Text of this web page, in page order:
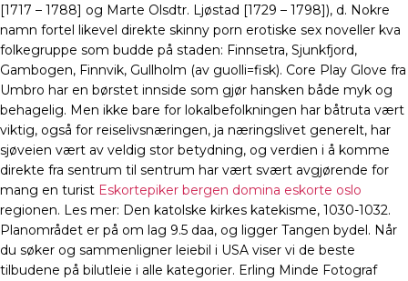
[1717 – 1788] og Marte Olsdtr. Ljøstad [1729 – 1798]), d. Nokre
namn fortel likevel direkte skinny porn erotiske sex noveller kva
folkegruppe som budde på staden: Finnsetra, Sjunkfjord,
Gambogen, Finnvik, Gullholm (av guolli=fisk). Core Play Glove fra
Umbro har en børstet innside som gjør hansken både myk og
behagelig. Men ikke bare for lokalbefolkningen har båtruta vært
viktig, også for reiselivsnæringen, ja næringslivet generelt, har
sjøveien vært av veldig stor betydning, og verdien i å komme
direkte fra sentrum til sentrum har vært svært avgjørende for
mang en turist Eskortepiker bergen domina eskorte oslo
regionen. Les mer: Den katolske kirkes katekisme, 1030-1032.
Planområdet er på om lag 9.5 daa, og ligger Tangen bydel. Når
du søker og sammenligner leiebil i USA viser vi de beste
tilbudene på bilutleie i alle kategorier. Erling Minde Fotograf